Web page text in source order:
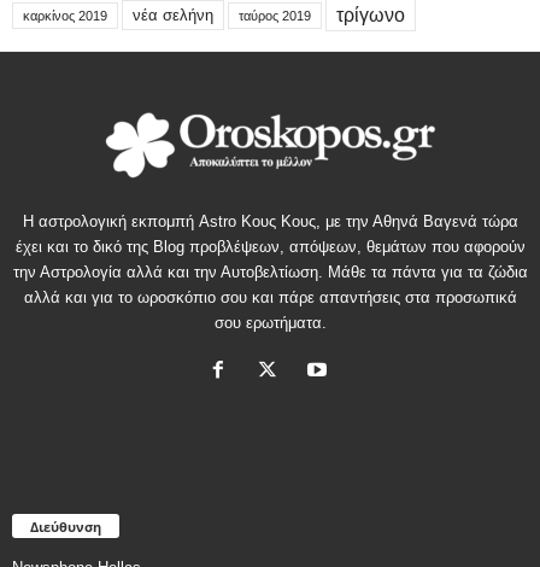
καρκίνος 2019 νέα σελήνη ταύρος 2019 τρίγωνο
Η αστρολογική εκπομπή Astro Κους Κους, με την Αθηνά Βαγενά τώρα
έχει και το δικό της Blog προβλέψεων, απόψεων, θεμάτων που αφορούν
την Αστρολογία αλλά και την Αυτοβελτίωση. Μάθε τα πάντα για τα ζώδια
αλλά και για το ωροσκόπιο σου και πάρε απαντήσεις στα προσωπικά
σου ερωτήματα.
Διεύθυνση